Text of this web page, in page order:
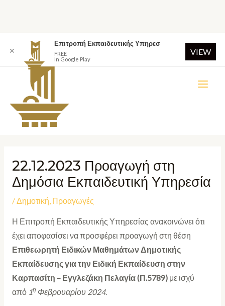
22.12.2023 Προαγωγή στη
Δημόσια Εκπαιδευτική Υπηρεσία
/Δημοτική, Προαγωγές
Η Επιτροπή Εκπαιδευτικής Υπηρεσίας ανακοινώνει ότι
έχει αποφασίσει να προσφέρει προαγωγή στη θέση
Επιθεωρητή Ειδικών Μαθημάτων Δημοτικής
Εκπαίδευσηςγια την Ειδική Εκπαίδευση στην
Καρπασίτη – Εγγλεζάκη Πελαγία (Π.5789) με ισχύ
από 1η Φεβρουαρίου 2024.
✕
Επιτροπή Εκπαιδευτικής Υπηρεσ
FREE
In Google Play
VIEW